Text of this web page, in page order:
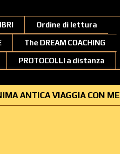
Ordine di lettura
The DREAM COACHING
PROTOCOLLI a distanza
ANTICA VIAGGIA CON ME